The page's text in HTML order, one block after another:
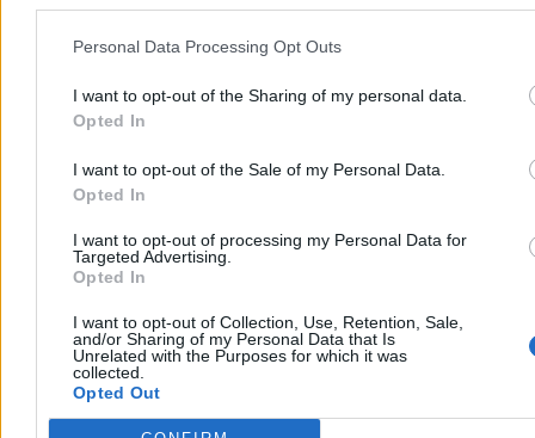
Personal Data Processing Opt Outs
I want to opt-out of the Sharing of my personal data.
Opted In
I want to opt-out of the Sale of my Personal Data.
Opted In
I want to opt-out of processing my Personal Data for
Targeted Advertising.
Opted In
I want to opt-out of Collection, Use, Retention, Sale,
and/or Sharing of my Personal Data that Is
Unrelated with the Purposes for which it was
collected.
Opted Out